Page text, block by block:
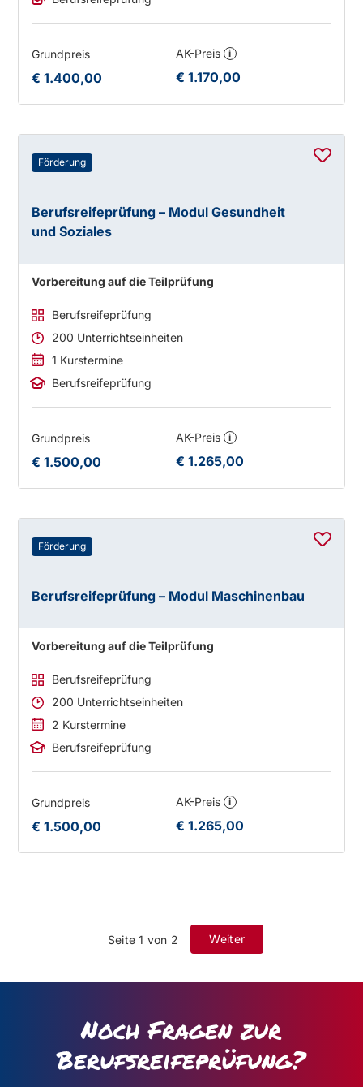
Grundpreis
€ 1.400,00
AK-Preis i
€ 1.170,00
Förderung
Berufsreifeprüfung – Modul Gesundheit
und Soziales
Vorbereitung auf die Teilprüfung
Berufsreifeprüfung
200 Unterrichtseinheiten
1 Kurstermine
Berufsreifeprüfung
Grundpreis
€ 1.500,00
AK-Preis i
€ 1.265,00
Förderung
Berufsreifeprüfung – Modul Maschinenbau
Vorbereitung auf die Teilprüfung
Berufsreifeprüfung
200 Unterrichtseinheiten
2 Kurstermine
Berufsreifeprüfung
Grundpreis
€ 1.500,00
AK-Preis i
€ 1.265,00
Seite 1 von 2 Weiter
Noch Fragen zur
Berufsreifeprüfung?